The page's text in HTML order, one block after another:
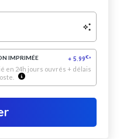
IMPRIMÉE + 5.99€*
en 24h jours ouvrés + délais